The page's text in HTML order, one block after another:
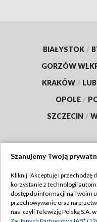
BIAŁYSTOK /
GORZÓW
KRAKÓW /
OPOLE /
SZCZECIN /
Abonament TVP
Emisja w TVP
Szanujemy Twoją
Kliknij "Akceptuję i przechodzę
korzystanie z technologii
dostęp do informacji na Twoim
przechowywanie oraz na
nas, czyli Telewizję Polską S.A.